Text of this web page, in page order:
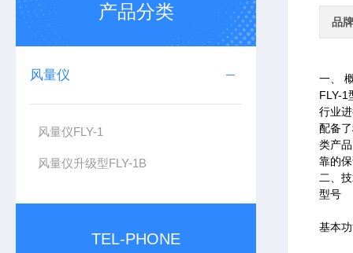
产品分类
风量仪
风量仪FLY-1
风量仪升级型FLY-1B
TEL-PHONE
品牌
一、
FLY-1
行业
配备
类产
靠的
二、
型号
基本